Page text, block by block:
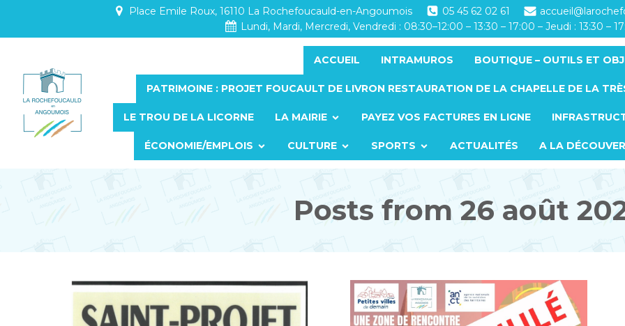
Place Emile Roux, 16110 La Rochefoucauld-en-Angoumois 05 45 62 02 61
Lundi, Mardi, Mercredi, Vendredi : 08:30–12:00 – 13:30 – 17:00 – Jeudi : 13:30 –
ACCUEIL INTRAMUROS BOUTIQUE – OUTILS ET
PATRIMOINE : PROJET FOUCAULT DE LIVRON RESTAURATION DE LA CHAPELLE DE LA
LE TROU DE LA LICORNE LA MAIRIE PAYEZ VOS FACTURES EN LIGNE
ÉCONOMIE/EMPLOIS CULTURE SPORTS ACTUALITÉS A LA
Posts from 26 août